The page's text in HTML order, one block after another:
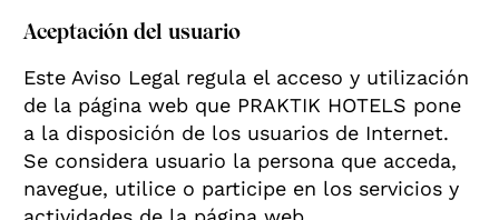
Aceptación del usuario
Este Aviso Legal regula el acceso y utilización
de la página web que PRAKTIK HOTELS pone
a la disposición de los usuarios de Internet.
Se considera usuario la persona que acceda,
navegue, utilice o participe en los servicios y